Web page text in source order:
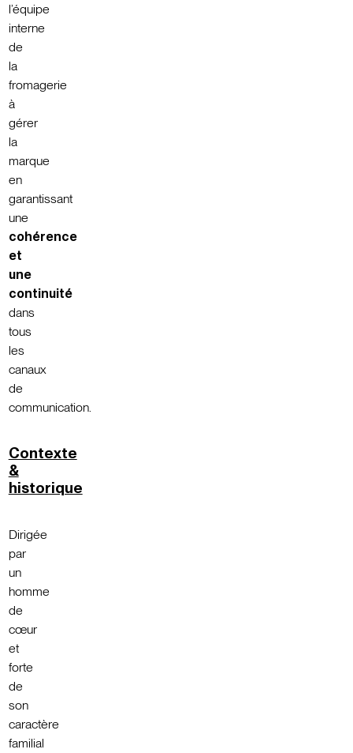
Contexte
&
historique
Dirigée
par
un
homme
de
cœur
et
forte
de
son
caractère
familial
l’équipe
interne
de
la
fromagerie
à
gérer
la
marque
en
garantissant
une
cohérence
et
une
continuité
dans
tous
les
canaux
de
communication.